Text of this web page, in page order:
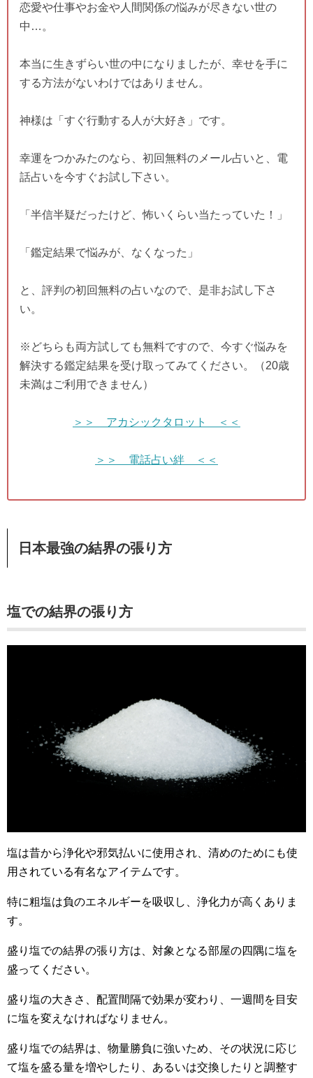
恋愛や仕事やお金や人間関係の悩みが尽きない世の
中…。
本当に生きずらい世の中になりましたが、幸せを手に
する方法がないわけではありません。
神様は「すぐ行動する人が大好き」です。
幸運をつかみたのなら、初回無料のメール占いと、電
話占いを今すぐお試し下さい。
「半信半疑だったけど、怖いくらい当たっていた！」
「鑑定結果で悩みが、なくなった」
と、評判の初回無料の占いなので、是非お試し下さ
い。
※どちらも両方試しても無料ですので、今すぐ悩みを
解決する鑑定結果を受け取ってみてください。（20歳
未満はご利用できません）
＞＞ アカシックタロット ＜＜
＞＞ 電話占い絆 ＜＜
日本最強の結界の張り方
塩での結界の張り方
塩は昔から浄化や邪気払いに使用され、清めのためにも使
用されている有名なアイテムです。
特に粗塩は負のエネルギーを吸収し、浄化力が高くありま
す。
盛り塩での結界の張り方は、対象となる部屋の四隅に塩を
盛ってください。
盛り塩の大きさ、配置間隔で効果が変わり、一週間を目安
に塩を変えなければなりません。
盛り塩での結界は、物量勝負に強いため、その状況に応じ
て塩を盛る量を増やしたり、あるいは交換したりと調整す